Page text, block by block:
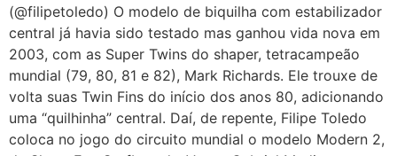
(@filipetoledo) O modelo de biquilha com estabilizador
central já havia sido testado mas ganhou vida nova em
2003, com as Super Twins do shaper, tetracampeão
mundial (79, 80, 81 e 82), Mark Richards. Ele trouxe de
volta suas Twin Fins do início dos anos 80, adicionando
uma “quilhinha” central. Daí, de repente, Filipe Toledo
coloca no jogo do circuito mundial o modelo Modern 2,